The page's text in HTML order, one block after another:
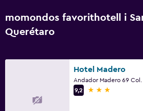
momondos favorithotell i
Querétaro
Hotel Madero
9,2
3 stjärnor